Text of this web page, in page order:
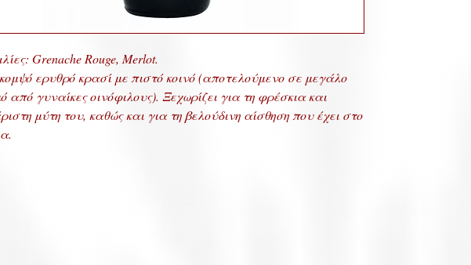
Grenache Rouge, Merlot.
ερυθρό κρασί με πιστό κοινό (αποτελούμενο σε μεγάλο
από γυναίκες οινόφιλους). Ξεχωρίζει για τη φρέσκια και
μύτη του, καθώς και για τη βελούδινη αίσθηση που έχει στο